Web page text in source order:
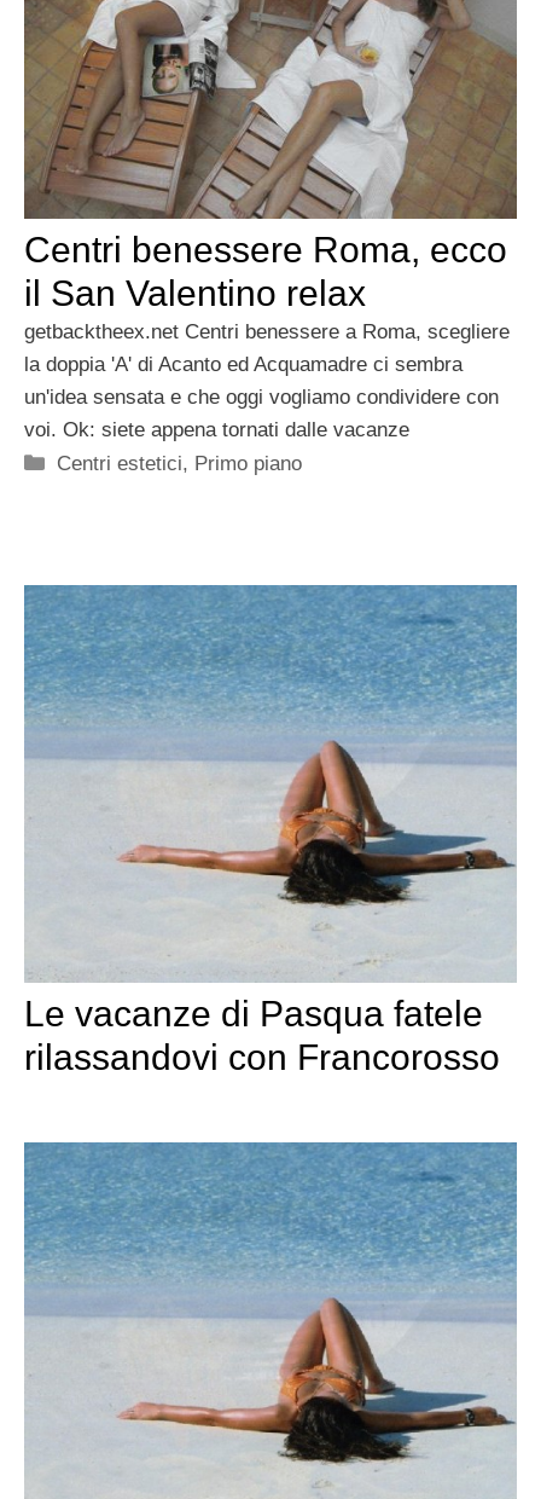
Centri benessere Roma, ecco
il San Valentino relax
getbacktheex.net Centri benessere a Roma, scegliere
la doppia 'A' di Acanto ed Acquamadre ci sembra
un'idea sensata e che oggi vogliamo condividere con
voi. Ok: siete appena tornati dalle vacanze
Categorie
Centri estetici, Primo piano
Le vacanze di Pasqua fatele
rilassandovi con Francorosso